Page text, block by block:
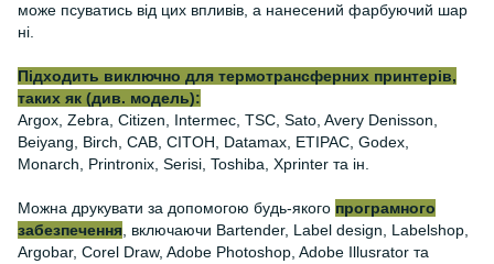
може псуватись від цих впливів, а нанесений фарбуючий шар
ні.
Підходить виключно для термотрансферних принтерів,
таких як (див. модель):
Argox, Zebra, Citizen, Intermec, TSC, Sato, Avery Denisson,
Beiyang, Birch, CAB, CITOH, Datamax, ETIPAC, Godex,
Monarch, Printronix, Serisi, Toshiba, Xprinter та ін.
Можна друкувати за допомогою будь-якого програмного
забезпечення , включаючи Bartender, Label design, Labelshop,
Argobar, Corel Draw, Adobe Photoshop, Adobe Illusrator та